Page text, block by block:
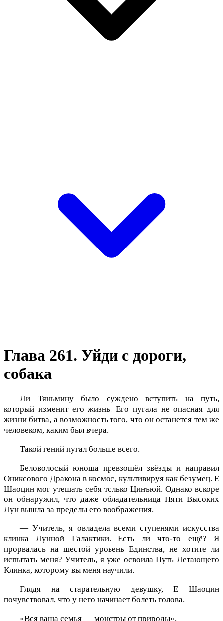
Глава 261. Уйди с дороги,
собака
Ли Тяньмину было суждено вступить на путь,
который изменит его жизнь. Его пугала не опасная для
жизни битва, а возможность того, что он останется тем же
человеком, каким был вчера.
Такой гений пугал больше всего.
Беловолосый юноша превзошёл звёзды и направил
Ониксового Дракона в космос, культивируя как безумец. Е
Шаоцин мог утешать себя только Цинъюй. Однако вскоре
он обнаружил, что даже обладательница Пяти Высоких
Лун вышла за пределы его воображения.
— Учитель, я овладела всеми ступенями искусства
клинка Лунной Галактики. Есть ли что-то ещё? Я
прорвалась на шестой уровень Единства, не хотите ли
испытать меня? Учитель, я уже освоила Путь Летающего
Клинка, которому вы меня научили.
Глядя на старательную девушку, Е Шаоцин
почувствовал, что у него начинает болеть голова.
«Вся ваша семья — монстры от природы».